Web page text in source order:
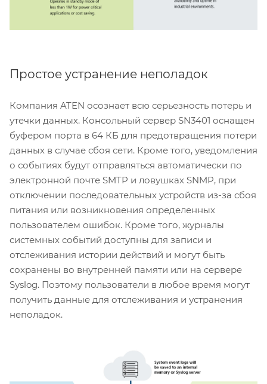
Простое устранение неполадок
Компания ATEN осознает всю серьезность потерь и
утечки данных. Консольный сервер SN3401 оснащен
буфером порта в 64 КБ для предотвращения потери
данных в случае сбоя сети. Кроме того, уведомления
о событиях будут отправляться автоматически по
электронной почте SMTP и ловушках SNMP, при
отключении последовательных устройств из-за сбоя
питания или возникновения определенных
пользователем ошибок. Кроме того, журналы
системных событий доступны для записи и
отслеживания истории действий и могут быть
сохранены во внутренней памяти или на сервере
Syslog. Поэтому пользователи в любое время могут
получить данные для отслеживания и устранения
неполадок.